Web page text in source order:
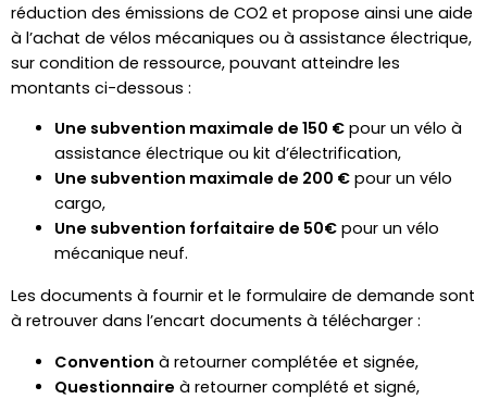
réduction des émissions de CO2 et propose ainsi une aide
à l’achat de vélos mécaniques ou à assistance électrique,
sur condition de ressource, pouvant atteindre les
montants ci-dessous :
Une subvention maximale de 150 € pour un vélo à
assistance électrique ou kit d’électrification,
Une subvention maximale de 200 € pour un vélo
cargo,
Une subvention forfaitaire de 50€ pour un vélo
mécanique neuf.
Les documents à fournir et le formulaire de demande sont
à retrouver dans l’encart documents à télécharger :
Convention à retourner complétée et signée,
Questionnaire à retourner complété et signé,